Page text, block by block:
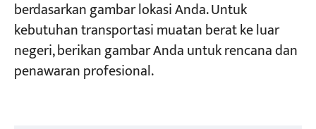
berdasarkan gambar lokasi Anda. Untuk
kebutuhan transportasi muatan berat ke luar
negeri, berikan gambar Anda untuk rencana dan
penawaran profesional.